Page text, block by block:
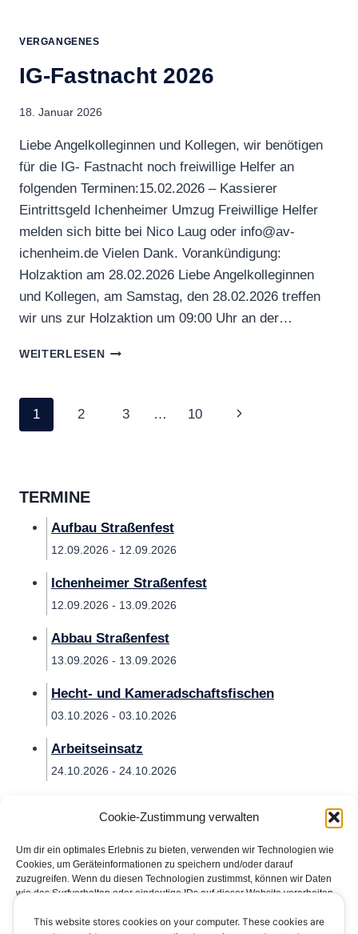
Cookie-Zustimmung verwalten
Um dir ein optimales Erlebnis zu bieten, verwenden wir Technologien wie
Cookies, um Geräteinformationen zu speichern und/oder darauf
zuzugreifen. Wenn du diesen Technologien zustimmst, können wir Daten
wie das Surfverhalten oder eindeutige IDs auf dieser Website verarbeiten.
bestimmte Merkmale und Funktionen beeinträchtigt werden.
VERGANGENES
IG-Fastnacht 2026
18. Januar 2026
Liebe Angelkolleginnen und Kollegen, wir benötigen
für die IG- Fastnacht noch freiwillige Helfer an
folgenden Terminen:15.02.2026 – Kassierer
Eintrittsgeld Ichenheimer Umzug Freiwillige Helfer
melden sich bitte bei Nico Laug oder info@av-
ichenheim.de Vielen Dank. Vorankündigung:
Holzaktion am 28.02.2026 Liebe Angelkolleginnen
und Kollegen, am Samstag, den 28.02.2026 treffen
wir uns zur Holzaktion um 09:00 Uhr an der…
WEITERLESENIG-
Seitennavigation
1 2 3 … 10
Nächste
TERMINE
Aufbau Straßenfest
12.09.2026 - 12.09.2026
Ichenheimer Straßenfest
12.09.2026 - 13.09.2026
Abbau Straßenfest
13.09.2026 - 13.09.2026
Hecht- und Kameradschaftsfischen
03.10.2026 - 03.10.2026
Arbeitseinsatz
24.10.2026 - 24.10.2026
This website stores cookies on your computer. These cookies are